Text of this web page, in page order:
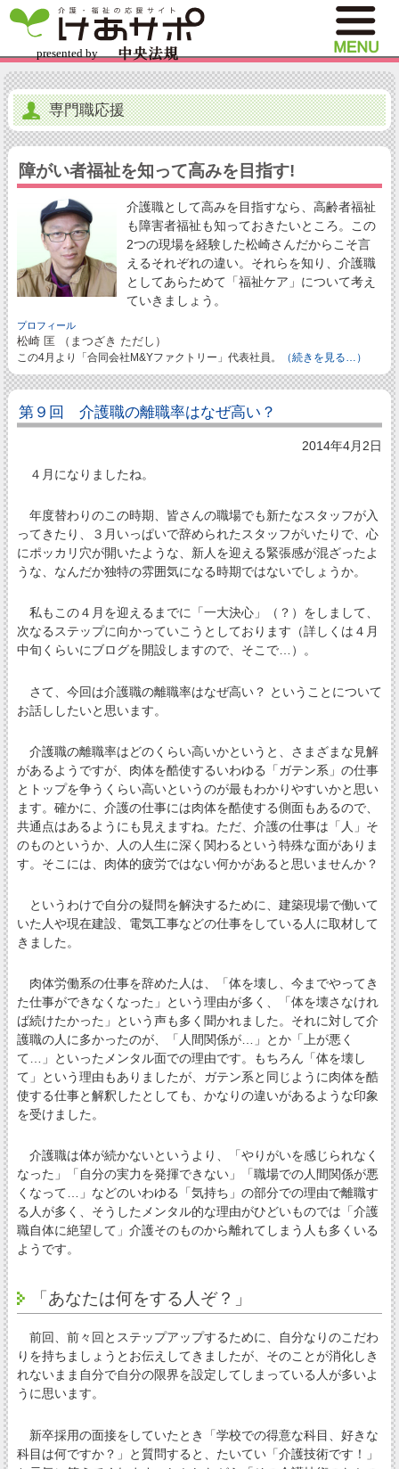
専門職応援
障がい者福祉を知って高みを目指す!
介護職として高みを目指すなら、高齢者福祉
も障害者福祉も知っておきたいところ。この
2つの現場を経験した松崎さんだからこそ言
えるそれぞれの違い。それらを知り、介護職
としてあらためて「福祉ケア」について考え
ていきましょう。
プロフィール
松崎 匡 （まつざき ただし）
この4月より「合同会社M&Yファクトリー」代表社員。 （続きを見る…）
第９回 介護職の離職率はなぜ高い？
2014年4月2日
４月になりましたね。
年度替わりのこの時期、皆さんの職場でも新たなスタッフが入
ってきたり、３月いっぱいで辞められたスタッフがいたりで、心
にポッカリ穴が開いたような、新人を迎える緊張感が混ざったよ
うな、なんだか独特の雰囲気になる時期ではないでしょうか。
私もこの４月を迎えるまでに「一大決心」（？）をしまして、
次なるステップに向かっていこうとしております（詳しくは４月
中旬くらいにブログを開設しますので、そこで…）。
さて、今回は介護職の離職率はなぜ高い？ ということについて
お話ししたいと思います。
介護職の離職率はどのくらい高いかというと、さまざまな見解
があるようですが、肉体を酷使するいわゆる「ガテン系」の仕事
とトップを争うくらい高いというのが最もわかりやすいかと思い
ます。確かに、介護の仕事には肉体を酷使する側面もあるので、
共通点はあるようにも見えますね。ただ、介護の仕事は「人」そ
のものというか、人の人生に深く関わるという特殊な面がありま
す。そこには、肉体的疲労ではない何かがあると思いませんか？
というわけで自分の疑問を解決するために、建築現場で働いて
いた人や現在建設、電気工事などの仕事をしている人に取材して
きました。
肉体労働系の仕事を辞めた人は、「体を壊し、今までやってき
た仕事ができなくなった」という理由が多く、「体を壊さなけれ
ば続けたかった」という声も多く聞かれました。それに対して介
護職の人に多かったのが、「人間関係が…」とか「上が悪く
て…」といったメンタル面での理由です。もちろん「体を壊し
て」という理由もありましたが、ガテン系と同じように肉体を酷
使する仕事と解釈したとしても、かなりの違いがあるような印象
を受けました。
介護職は体が続かないというより、「やりがいを感じられなく
なった」「自分の実力を発揮できない」「職場での人間関係が悪
くなって…」などのいわゆる「気持ち」の部分での理由で離職す
る人が多く、そうしたメンタル的な理由がひどいものでは「介護
職自体に絶望して」介護そのものから離れてしまう人も多くいる
ようです。
「あなたは何をする人ぞ？」
前回、前々回とステップアップするために、自分なりのこだわ
りを持ちましょうとお伝えしてきましたが、そのことが消化しき
れないまま自分で自分の限界を設定してしまっている人が多いよ
うに思います。
新卒採用の面接をしていたとき「学校での得意な科目、好きな
科目は何ですか？」と質問すると、たいてい「介護技術です！」